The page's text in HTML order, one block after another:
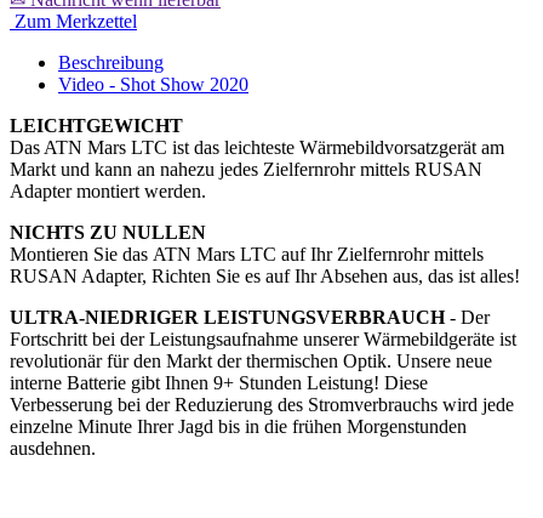
Zum Merkzettel
Beschreibung
Video - Shot Show 2020
LEICHTGEWICHT
Das ATN Mars LTC ist das leichteste Wärmebildvorsatzgerät am
Markt und kann an nahezu jedes Zielfernrohr mittels RUSAN
Adapter montiert werden.
NICHTS ZU NULLEN
Montieren Sie das ATN Mars LTC auf Ihr Zielfernrohr mittels
RUSAN Adapter, Richten Sie es auf Ihr Absehen aus, das ist alles!
ULTRA-NIEDRIGER LEISTUNGSVERBRAUCH- Der
Fortschritt bei der Leistungsaufnahme unserer Wärmebildgeräte ist
revolutionär für den Markt der thermischen Optik. Unsere neue
interne Batterie gibt Ihnen 9+ Stunden Leistung! Diese
Verbesserung bei der Reduzierung des Stromverbrauchs wird jede
einzelne Minute Ihrer Jagd bis in die frühen Morgenstunden
ausdehnen.